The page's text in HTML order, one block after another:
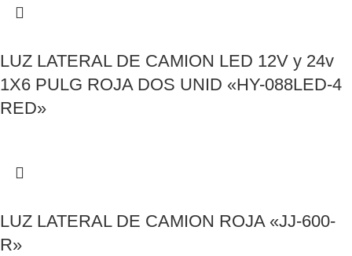
LUZ LATERAL DE CAMION LED 12V y 24v
1X6 PULG ROJA DOS UNID «HY-088LED-4
RED»
LUZ LATERAL DE CAMION ROJA «JJ-600-
R»